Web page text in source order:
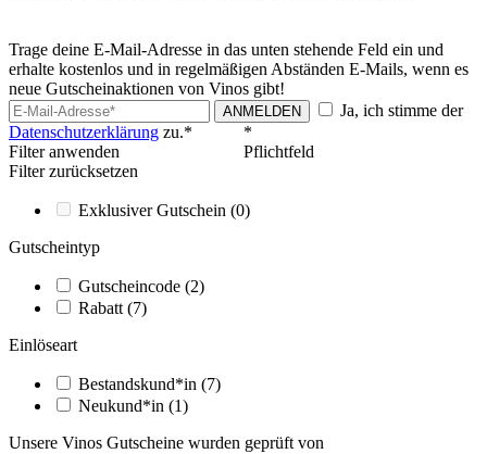
Trage deine E-Mail-Adresse in das unten stehende Feld ein und
erhalte kostenlos und in regelmäßigen Abständen E-Mails, wenn es
neue Gutscheinaktionen von Vinos gibt!
ANMELDEN
Ja, ich stimme der
Datenschutzerklärung zu.*
*
Pflichtfeld
Filter anwenden
Filter zurücksetzen
Exklusiver Gutschein (0)
Gutscheintyp
Gutscheincode (2)
Rabatt (7)
Einlöseart
Bestandskund*in (7)
Neukund*in (1)
Unsere Vinos Gutscheine wurden geprüft von